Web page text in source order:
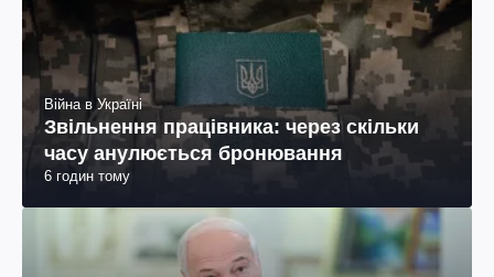
Війна в Україні
Звільнення працівника: через скільки
часу анулюється бронювання
6 годин тому